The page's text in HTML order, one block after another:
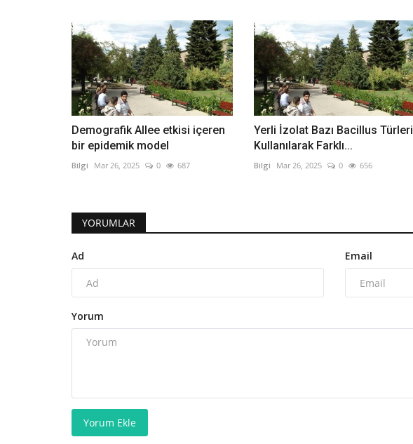
Demografik Allee etkisi içeren
bir epidemik model
Bilgi Mar 26, 2025 0 687
Yerli İzolat Bazı Bacillus Türleri
Kullanılarak Farklı...
Bilgi Mar 26, 2025 0 656
YORUMLAR
Ad Email
Yorum
Yorum Ekle